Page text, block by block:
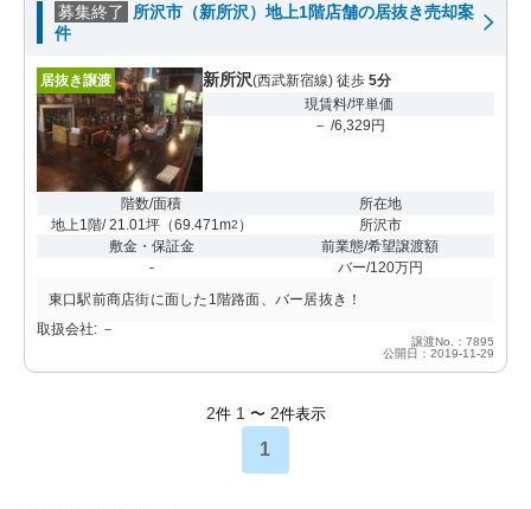
募集終了
所沢市（新所沢）地上1階店舗の居抜き売却案
件
居抜き譲渡 新所沢(西武新宿線) 徒歩 5分
現賃料/坪単価
－ /6,329円
階数/面積
地上1階/ 21.01坪（69.471m2 ）
所在地
所沢市
敷金・保証金
-
前業態/希望譲渡額
バー/120万円
東口駅前商店街に面した1階路面、バー居抜き！
取扱会社: －
譲渡No.：7895
公開日：2019-11-29
2件 1 〜 2件表示
1